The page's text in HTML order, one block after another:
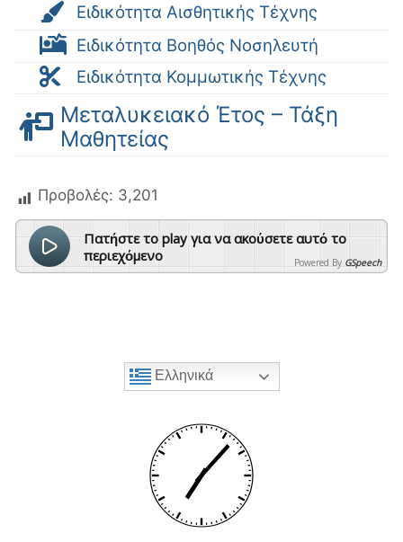
Ειδικότητα Αισθητικής Τέχνης
Ειδικότητα Βοηθός Νοσηλευτή
Ειδικότητα Κομμωτικής Τέχνης
Μεταλυκειακό Έτος – Τάξη
Μαθητείας
Προβολές: 3,201
Πατήστε το play για να ακούσετε αυτό το
περιεχόμενο
Powered By GSpeech
Ελληνικά